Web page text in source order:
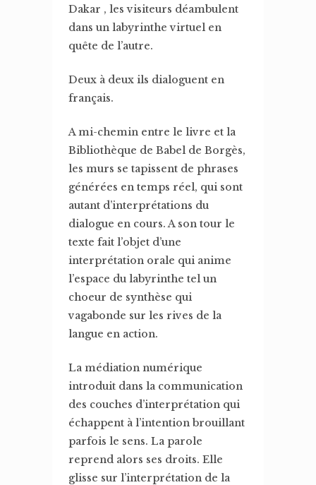
Dakar , les visiteurs déambulent
dans un labyrinthe virtuel en
quête de l’autre.
Deux à deux ils dialoguent en
français.
A mi-chemin entre le livre et la
Bibliothèque de Babel de Borgès,
les murs se tapissent de phrases
générées en temps réel, qui sont
autant d’interprétations du
dialogue en cours. A son tour le
texte fait l’objet d’une
interprétation orale qui anime
l’espace du labyrinthe tel un
choeur de synthèse qui
vagabonde sur les rives de la
langue en action.
La médiation numérique
introduit dans la communication
des couches d’interprétation qui
échappent à l’intention brouillant
parfois le sens. La parole
reprend alors ses droits. Elle
glisse sur l’interprétation de la